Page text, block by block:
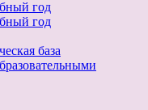
год
год
база